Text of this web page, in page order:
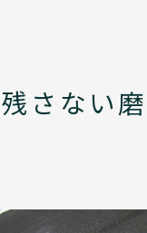
さない